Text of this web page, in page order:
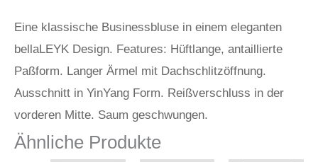
Eine klassische Businessbluse in einem eleganten
bellaLEYK Design. Features: Hüftlange, antaillierte
Paßform. Langer Ärmel mit Dachschlitzöffnung.
Ausschnitt in YinYang Form. Reißverschluss in der
vorderen Mitte. Saum geschwungen.
Ähnliche Produkte